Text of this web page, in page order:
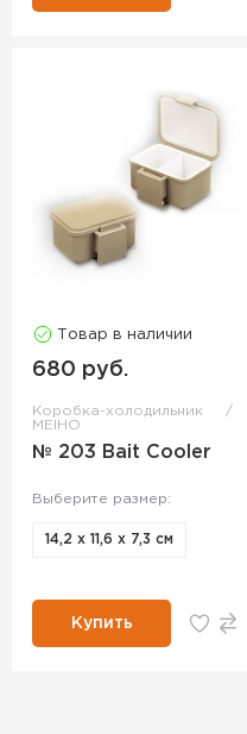
Товар в наличии
680 руб.
Коробка-холодильник
MEIHO
№ 203 Bait Cooler
Выберите размер:
14,2 х 11,6 х 7,3 см
Купить